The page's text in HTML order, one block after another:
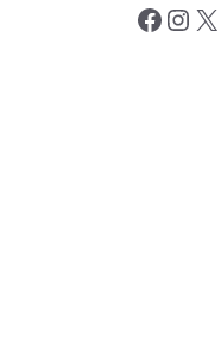
Facebook Instagram X (Twitter)